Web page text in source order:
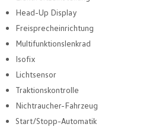
Head-Up Display
Freisprecheinrichtung
Multifunktionslenkrad
Isofix
Lichtsensor
Traktionskontrolle
Nichtraucher-Fahrzeug
Start/Stopp-Automatik